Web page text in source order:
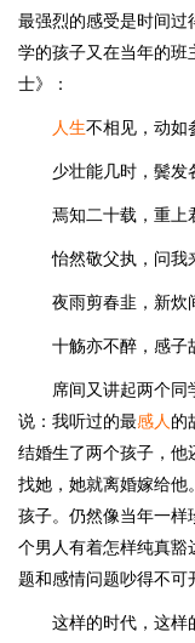
最强烈的感受是时间过
学的孩子又在当年的班
士》：
人生不相见，动如
少壮能几时，鬓发
焉知二十载，重上
怡然敬父执，问我
夜雨剪春韭，新炊
十觞亦不醉，感子
席间又讲起两个同
说：我听过的最感人 的
结婚生了两个孩子，他
找她，她就离婚嫁给他
孩子。仍然像当年一样
个男人有着怎样纯真豁
题和感情问题吵得不可
这样的时代，这样